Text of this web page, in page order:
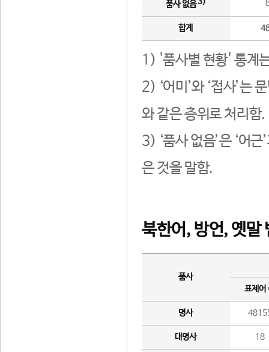
품사 없음3)
합계
1) '품사별 현황' 통계
2) ‘어미’와 ‘접사’는
와 같은 층위로 처리함.
3) ‘품사 없음’은 ‘어
은 것을 말함.
북한어, 방언, 옛말
품사
표제어
명사
대명사 18